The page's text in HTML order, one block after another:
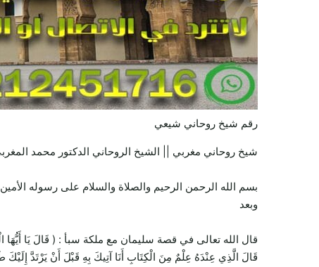
رقم شيخ روحاني شيعي
شيخ روحاني مغربي || الشيخ الروحاني الدكتور محمد المغربي || معالج
بسم الله الرحمن الرحيم والصلاة والسلام على رسوله
وبعد
قال الله تعالى في قصة سليمان مع ملكة سبأ : ( قَالَ يَا
قَالَ الَّذِي عِنْدَهُ عِلْمٌ مِنَ الْكِتَابِ أَنَا آتِيكَ بِهِ قَبْلَ أَنْ يَرْتَدَّ